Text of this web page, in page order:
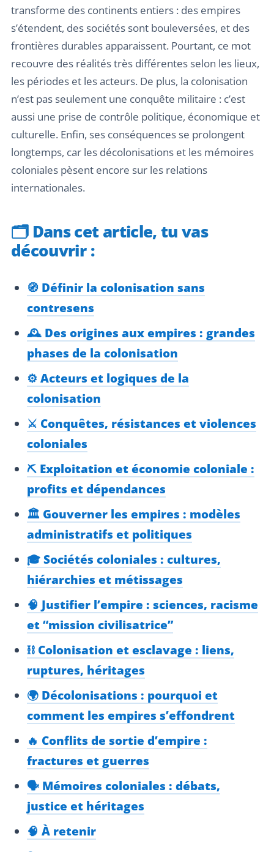
transforme des continents entiers : des empires
s’étendent, des sociétés sont bouleversées, et des
frontières durables apparaissent. Pourtant, ce mot
recouvre des réalités très différentes selon les lieux,
les périodes et les acteurs. De plus, la colonisation
n’est pas seulement une conquête militaire : c’est
aussi une prise de contrôle politique, économique et
culturelle. Enfin, ses conséquences se prolongent
longtemps, car les décolonisations et les mémoires
coloniales pèsent encore sur les relations
internationales.
🗂️ Dans cet article, tu vas
découvrir :
🧭 Définir la colonisation sans
contresens
🕰️ Des origines aux empires : grandes
phases de la colonisation
⚙️ Acteurs et logiques de la
colonisation
⚔️ Conquêtes, résistances et violences
coloniales
⛏️ Exploitation et économie coloniale :
profits et dépendances
🏛️ Gouverner les empires : modèles
administratifs et politiques
🎓 Sociétés coloniales : cultures,
hiérarchies et métissages
🧠 Justifier l’empire : sciences, racisme
et “mission civilisatrice”
⛓️ Colonisation et esclavage : liens,
ruptures, héritages
🌍 Décolonisations : pourquoi et
comment les empires s’effondrent
🔥 Conflits de sortie d’empire :
fractures et guerres
🗣️ Mémoires coloniales : débats,
justice et héritages
🧠 À retenir